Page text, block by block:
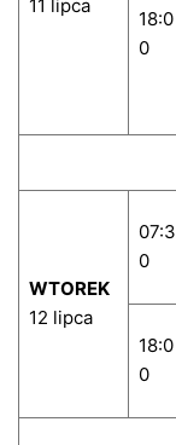
11 lipca
18:0
0
WTOREK
12 lipca
07:3
0
18:0
0